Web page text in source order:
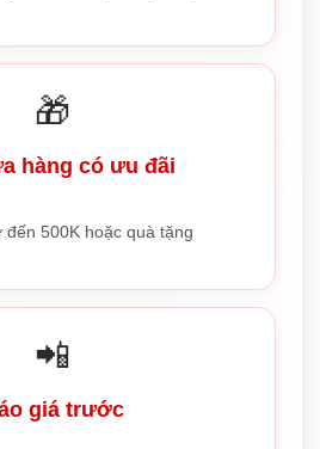
🎁
hàng có ưu đãi
đến 500K hoặc quà tặng
📲
giá trước